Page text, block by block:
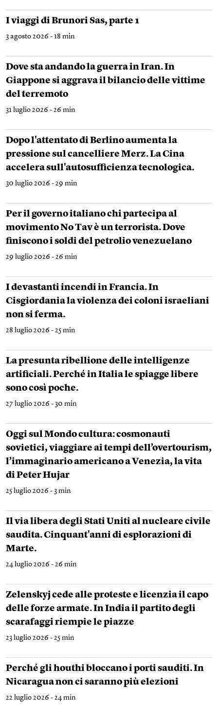
I viaggi di Brunori Sas, parte 1
3 agosto 2026 - 18 min
Dove sta andando la guerra in Iran. In
Giappone si aggrava il bilancio delle vittime
del terremoto
31 luglio 2026 - 26 min
Dopo l'attentato di Berlino aumenta la
pressione sul cancelliere Merz. La Cina
accelera sull'autosufficienza tecnologica.
30 luglio 2026 - 29 min
Per il governo italiano chi partecipa al
movimento No Tav è un terrorista. Dove
finiscono i soldi del petrolio venezuelano
29 luglio 2026 - 26 min
I devastanti incendi in Francia. In
Cisgiordania la violenza dei coloni israeliani
non si ferma.
28 luglio 2026 - 25 min
La presunta ribellione delle intelligenze
artificiali. Perché in Italia le spiagge libere
sono così poche.
27 luglio 2026 - 30 min
Oggi sul Mondo cultura: cosmonauti
sovietici, viaggiare ai tempi dell’overtourism,
l’immaginario americano a Venezia, la vita
di Peter Hujar
25 luglio 2026 - 3 min
Il via libera degli Stati Uniti al nucleare civile
saudita. Cinquant'anni di esplorazioni di
Marte.
24 luglio 2026 - 26 min
Zelenskyj cede alle proteste e licenzia il capo
delle forze armate. In India il partito degli
scarafaggi riempie le piazze
23 luglio 2026 - 25 min
Perché gli houthi bloccano i porti sauditi. In
Nicaragua non ci saranno più elezioni
22 luglio 2026 - 24 min